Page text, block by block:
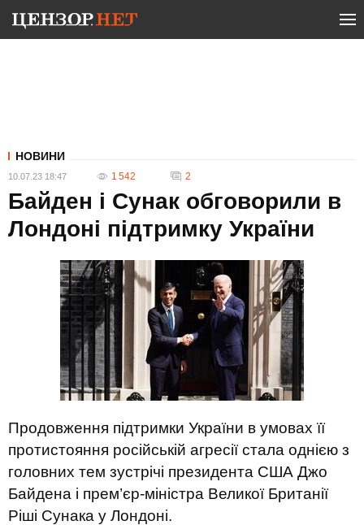
НОВИНИ
10.07.23 18:47 1 542 2
Байден і Сунак обговорили в
Лондоні підтримку України
Продовження підтримки України в умовах її
протистояння російській агресії стала однією з
головних тем зустрічі президента США Джо
Байдена і прем’єр-міністра Великої Британії
Ріші Сунака у Лондоні.